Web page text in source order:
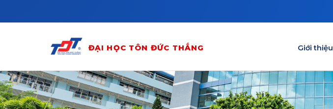
ĐẠI HỌC TÔN ĐỨC THẮNG Giới thiệu